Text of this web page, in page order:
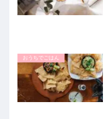
おうちでごはん